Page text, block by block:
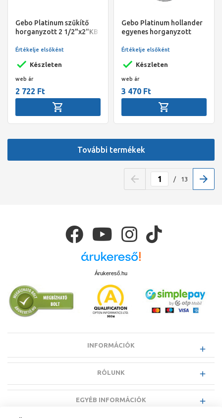
Gebo Platinum szűkítő
horganyzott 2 1/2"x2"KB
Készleten
Értékelje elsőként
web ár
2 722 Ft
Gebo Platinum hollander
egyenes horganyzott
Készleten
Értékelje elsőként
web ár
3 470 Ft
További termékek
/ 13
Árukereső.hu
INFORMÁCIÓK
RÓLUNK
EGYÉB INFORMÁCIÓK